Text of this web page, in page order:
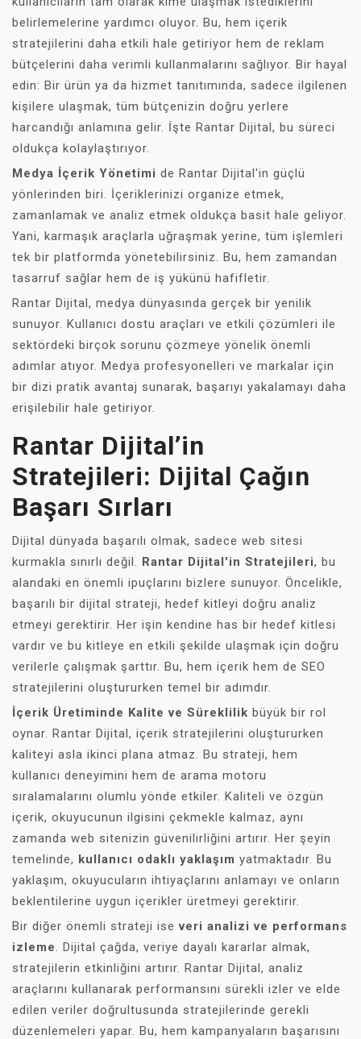
belirlemelerine yardımcı oluyor. Bu, hem içerik
stratejilerini daha etkili hale getiriyor hem de reklam
bütçelerini daha verimli kullanmalarını sağlıyor. Bir hayal
edin: Bir ürün ya da hizmet tanıtımında, sadece ilgilenen
kişilere ulaşmak, tüm bütçenizin doğru yerlere
harcandığı anlamına gelir. İşte Rantar Dijital, bu süreci
oldukça kolaylaştırıyor.
Medya İçerik Yönetimi de Rantar Dijital'in güçlü
yönlerinden biri. İçeriklerinizi organize etmek,
zamanlamak ve analiz etmek oldukça basit hale geliyor.
Yani, karmaşık araçlarla uğraşmak yerine, tüm işlemleri
tek bir platformda yönetebilirsiniz. Bu, hem zamandan
tasarruf sağlar hem de iş yükünü hafifletir.
Rantar Dijital, medya dünyasında gerçek bir yenilik
sunuyor. Kullanıcı dostu araçları ve etkili çözümleri ile
sektördeki birçok sorunu çözmeye yönelik önemli
adımlar atıyor. Medya profesyonelleri ve markalar için
bir dizi pratik avantaj sunarak, başarıyı yakalamayı daha
erişilebilir hale getiriyor.
Rantar Dijital’in
Stratejileri: Dijital Çağın
Başarı Sırları
Dijital dünyada başarılı olmak, sadece web sitesi
kurmakla sınırlı değil. Rantar Dijital'in Stratejileri, bu
alandaki en önemli ipuçlarını bizlere sunuyor. Öncelikle,
başarılı bir dijital strateji, hedef kitleyi doğru analiz
etmeyi gerektirir. Her işin kendine has bir hedef kitlesi
vardır ve bu kitleye en etkili şekilde ulaşmak için doğru
verilerle çalışmak şarttır. Bu, hem içerik hem de SEO
stratejilerini oluştururken temel bir adımdır.
İçerik Üretiminde Kalite ve Süreklilik büyük bir rol
oynar. Rantar Dijital, içerik stratejilerini oluştururken
kaliteyi asla ikinci plana atmaz. Bu strateji, hem
kullanıcı deneyimini hem de arama motoru
sıralamalarını olumlu yönde etkiler. Kaliteli ve özgün
içerik, okuyucunun ilgisini çekmekle kalmaz, aynı
zamanda web sitenizin güvenilirliğini artırır. Her şeyin
temelinde, kullanıcı odaklı yaklaşım yatmaktadır. Bu
yaklaşım, okuyucuların ihtiyaçlarını anlamayı ve onların
beklentilerine uygun içerikler üretmeyi gerektirir.
Bir diğer önemli strateji iseveri analizi ve performans
izleme. Dijital çağda, veriye dayalı kararlar almak,
stratejilerin etkinliğini artırır. Rantar Dijital, analiz
araçlarını kullanarak performansını sürekli izler ve elde
edilen veriler doğrultusunda stratejilerinde gerekli
düzenlemeleri yapar. Bu, hem kampanyaların başarısını